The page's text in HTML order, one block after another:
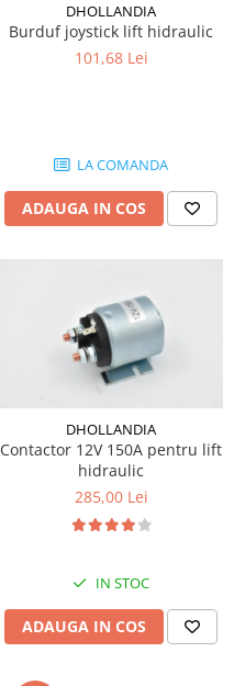
DHOLLANDIA
Burduf joystick lift hidraulic
101,68 Lei
LA COMANDA
ADAUGA IN COS
DHOLLANDIA
Contactor 12V 150A pentru lift
hidraulic
285,00 Lei
IN STOC
ADAUGA IN COS